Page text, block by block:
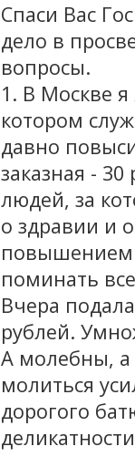
Спаси Вас
дело в
вопросы.
1. В Москве
котором
давно
заказная -
людей, за
о здравии и
повышением
поминать
Вчера
рублей.
А молебны, а
молиться
дорогого